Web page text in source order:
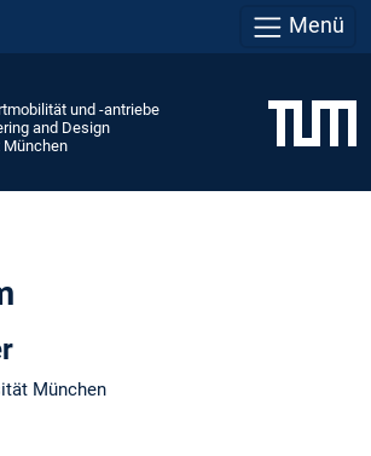
Menü
und -antriebe
and Design
München
München